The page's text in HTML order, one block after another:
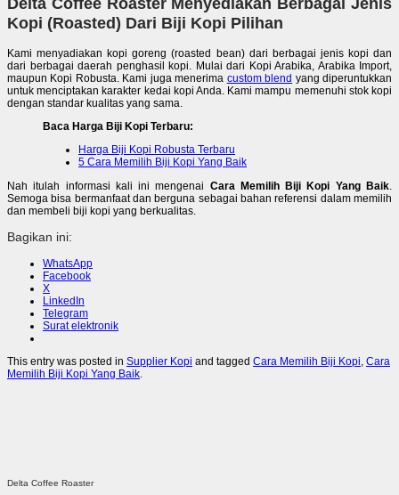
Kopi (Roasted) Dari Biji Kopi Pilihan
Kami menyadiakan kopi goreng (roasted bean) dari berbagai jenis kopi dan
dari berbagai daerah penghasil kopi. Mulai dari Kopi Arabika, Arabika Import,
maupun Kopi Robusta. Kami juga menerima custom blend yang diperuntukkan
untuk menciptakan karakter kedai kopi Anda. Kami mampu memenuhi stok kopi
dengan standar kualitas yang sama.
Baca Harga Biji Kopi Terbaru:
Harga Biji Kopi Robusta Terbaru
5 Cara Memilih Biji Kopi Yang Baik
Nah itulah informasi kali ini mengenai Cara Memilih Biji Kopi Yang Baik
Semoga bisa bermanfaat dan berguna sebagai bahan referensi dalam memilih
dan membeli biji kopi yang berkualitas.
Bagikan ini:
WhatsApp
Facebook
X
LinkedIn
Telegram
Surat elektronik
This entry was posted in Supplier Kopi and tagged Cara Memilih Biji Kopi, Cara
Memilih Biji Kopi Yang Baik.
Delta Coffee Roaster